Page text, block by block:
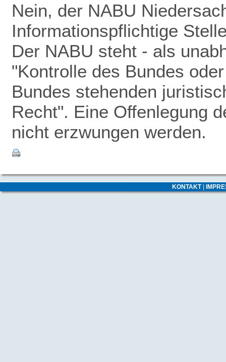
Nein, der NABU
Informationspflichtige
Der NABU steht - als
"Kontrolle des Bundes
Bundes stehenden
Recht". Eine Offenlegung
nicht erzwungen werden.
KONTAKT|